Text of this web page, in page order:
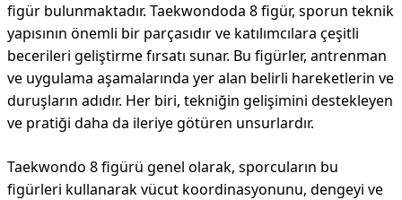
figür bulunmaktadır. Taekwondoda 8 figür, sporun teknik
yapısının önemli bir parçasıdır ve katılımcılara çeşitli
becerileri geliştirme fırsatı sunar. Bu figürler, antrenman
ve uygulama aşamalarında yer alan belirli hareketlerin ve
duruşların adıdır. Her biri, tekniğin gelişimini destekleyen
ve pratiği daha da ileriye götüren unsurlardır.
Taekwondo 8 figürü genel olarak, sporcuların bu
figürleri kullanarak vücut koordinasyonunu, dengeyi ve